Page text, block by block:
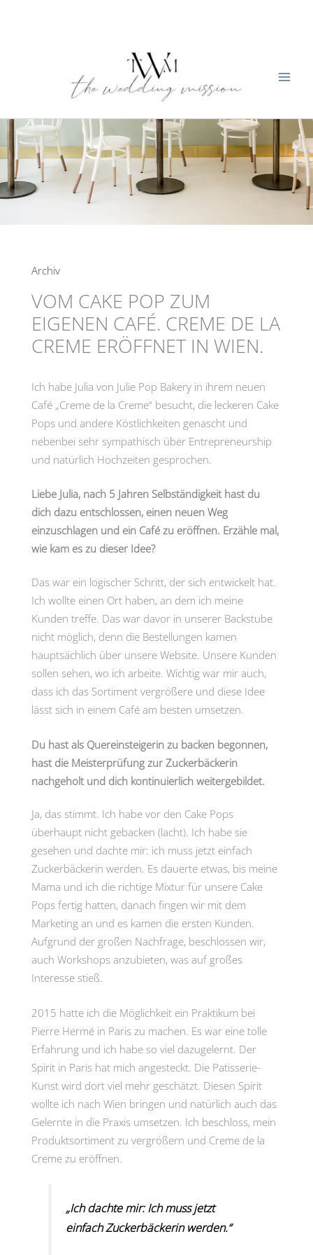
Archiv
VOM CAKE POP ZUM
EIGENEN CAFÉ. CREME DE LA
CREME ERÖFFNET IN WIEN.
Ich habe Julia von Julie Pop Bakery in ihrem neuen
Café „Creme de la Creme“ besucht, die leckeren Cake
Pops und andere Köstlichkeiten genascht und
nebenbei sehr sympathisch über Entrepreneurship
und natürlich Hochzeiten gesprochen.
Liebe Julia, nach 5 Jahren Selbständigkeit hast du
dich dazu entschlossen, einen neuen Weg
einzuschlagen und ein Café zu eröffnen. Erzähle mal,
wie kam es zu dieser Idee?
Das war ein logischer Schritt, der sich entwickelt hat.
Ich wollte einen Ort haben, an dem ich meine
Kunden treffe. Das war davor in unserer Backstube
nicht möglich, denn die Bestellungen kamen
hauptsächlich über unsere Website. Unsere Kunden
sollen sehen, wo ich arbeite. Wichtig war mir auch,
dass ich das Sortiment vergrößere und diese Idee
lässt sich in einem Café am besten umsetzen.
Du hast als Quereinsteigerin zu backen begonnen,
hast die Meisterprüfung zur Zuckerbäckerin
nachgeholt und dich kontinuierlich weitergebildet.
Ja, das stimmt. Ich habe vor den Cake Pops
überhaupt nicht gebacken (lacht). Ich habe sie
gesehen und dachte mir: ich muss jetzt einfach
Zuckerbäckerin werden. Es dauerte etwas, bis meine
Mama und ich die richtige Mixtur für unsere Cake
Pops fertig hatten, danach fingen wir mit dem
Marketing an und es kamen die ersten Kunden.
Aufgrund der großen Nachfrage, beschlossen wir,
auch Workshops anzubieten, was auf großes
Interesse stieß.
2015 hatte ich die Möglichkeit ein Praktikum bei
Pierre Hermé in Paris zu machen. Es war eine tolle
Erfahrung und ich habe so viel dazugelernt. Der
Spirit in Paris hat mich angesteckt. Die Patisserie-
Kunst wird dort viel mehr geschätzt. Diesen Spirit
wollte ich nach Wien bringen und natürlich auch das
Gelernte in die Praxis umsetzen. Ich beschloss, mein
Produktsortiment zu vergrößern und Creme de la
Creme zu eröffnen.
„Ich dachte mir: Ich muss jetzt
einfach Zuckerbäckerin werden.“